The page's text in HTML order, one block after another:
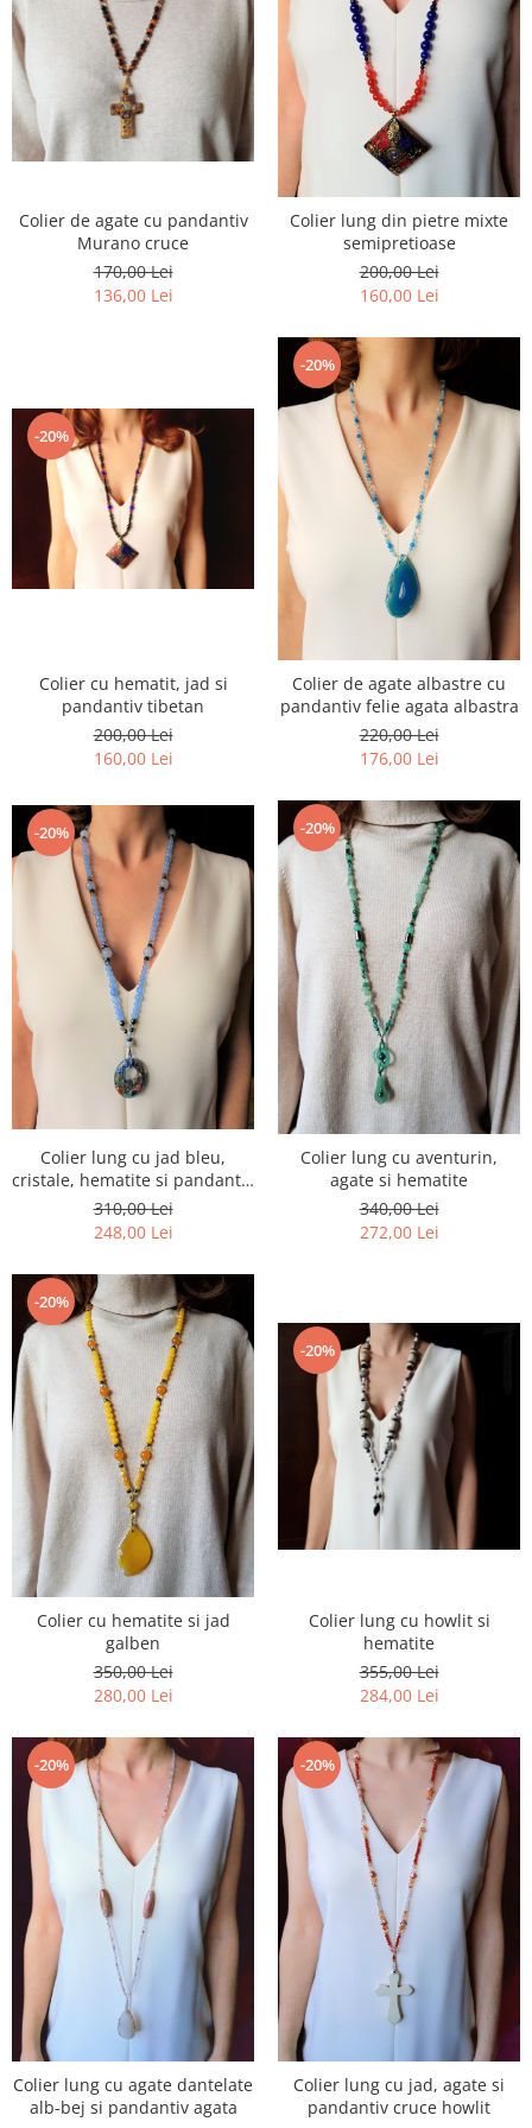
Colier de agate cu pandantiv
Murano cruce
170,00 Lei
136,00 Lei
Colier lung din pietre mixte
semipretioase
200,00 Lei
160,00 Lei
-20%
Colier cu hematit, jad si
pandantiv tibetan
200,00 Lei
160,00 Lei
-20%
Colier de agate albastre cu
pandantiv felie agata albastra
220,00 Lei
176,00 Lei
-20%
Colier lung cu jad bleu,
cristale, hematite si pandantiv
lampwork
310,00 Lei
248,00 Lei
-20%
Colier lung cu aventurin,
agate si hematite
340,00 Lei
272,00 Lei
-20%
Colier cu hematite si jad
galben
350,00 Lei
280,00 Lei
-20%
Colier lung cu howlit si
hematite
355,00 Lei
284,00 Lei
-20%
Colier lung cu agate dantelate
alb-bej si pandantiv agata
-20%
Colier lung cu jad, agate si
pandantiv cruce howlit